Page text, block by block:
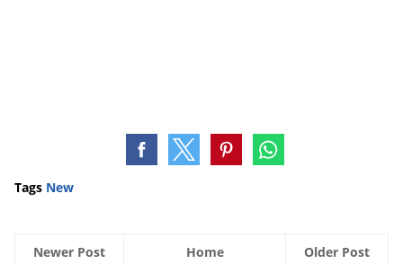
Tags New
Newer Post Older Post
Home